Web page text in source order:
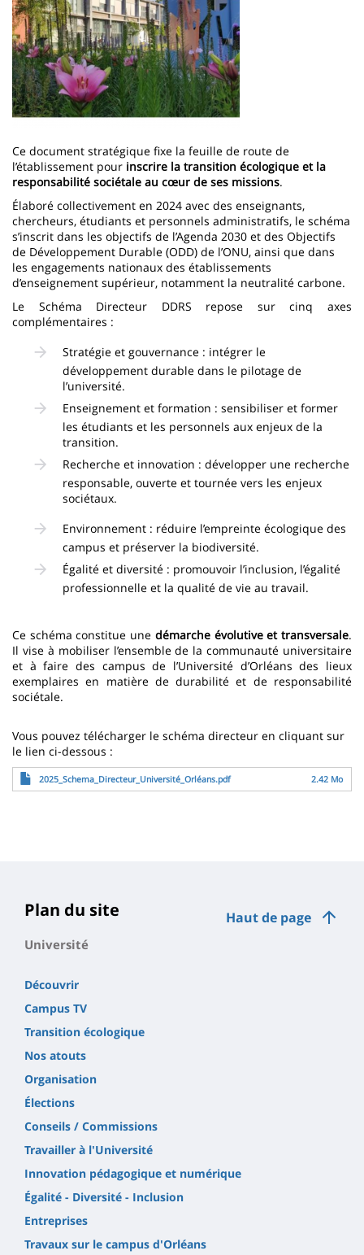
Ce document stratégique fixe la feuille de route de
l’établissement pour inscrire la transition écologique et la
responsabilité sociétale au cœur de ses missions.
Élaboré collectivement en 2024 avec des enseignants,
chercheurs, étudiants et personnels administratifs, le schéma
s’inscrit dans les objectifs de l’Agenda 2030 et des Objectifs
de Développement Durable (ODD) de l’ONU, ainsi que dans
les engagements nationaux des établissements
d’enseignement supérieur, notamment la neutralité carbone.
Le Schéma Directeur DDRS repose sur cinq axes
complémentaires :
Stratégie et gouvernance : intégrer le
développement durable dans le pilotage de
l’université.
Enseignement et formation : sensibiliser et former
les étudiants et les personnels aux enjeux de la
transition.
Recherche et innovation : développer une recherche
responsable, ouverte et tournée vers les enjeux
sociétaux.
Environnement : réduire l’empreinte écologique des
campus et préserver la biodiversité.
Égalité et diversité : promouvoir l’inclusion, l’égalité
professionnelle et la qualité de vie au travail.
Ce schéma constitue une démarche évolutive et transversale.
Il vise à mobiliser l’ensemble de la communauté universitaire
et à faire des campus de l’Université d’Orléans des lieux
exemplaires en matière de durabilité et de responsabilité
sociétale.
Vous pouvez télécharger le schéma directeur en cliquant sur
le lien ci-dessous :
Fichier2025_Schema_Directeur_Université_Orléans.pdf 2.42 Mo
Haut de page
Plan du site
Université
Découvrir
Campus TV
Transition écologique
Nos atouts
Organisation
Élections
Conseils / Commissions
Travailler à l'Université
Innovation pédagogique et numérique
Égalité - Diversité - Inclusion
Entreprises
Travaux sur le campus d'Orléans